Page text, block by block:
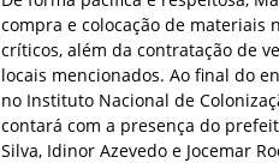
compra e colocação de materiais
críticos, além da contratação de
locais mencionados. Ao final do
no Instituto Nacional de
contará com a presença do
Silva, Idinor Azevedo e Jocemar